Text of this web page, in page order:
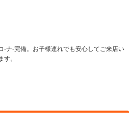
-ナ-完備。お子様連れでも安心してご来店い
す。